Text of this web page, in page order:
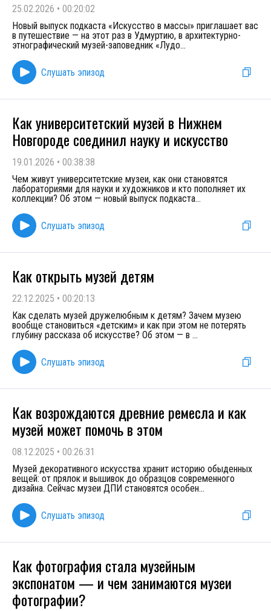
25.02.2026 • 00:20:02
Новый выпуск подкаста «Искусство в массы» приглашает вас
в путешествие — на этот раз в Удмуртию, в архитектурно-
этнографический музей-заповедник «Лудо...
Слушать эпизод
Как университетский музей в Нижнем
Новгороде соединил науку и искусство
19.01.2026 • 00:38:38
Чем живут университетские музеи, как они становятся
лабораториями для науки и художников и кто пополняет их
коллекции? Об этом — новый выпуск подкаста...
Слушать эпизод
Как открыть музей детям
22.12.2025 • 00:20:13
Как сделать музей дружелюбным к детям? Зачем музею
вообще становиться «детским» и как при этом не потерять
глубину рассказа об искусстве? Об этом — в ...
Слушать эпизод
Как возрождаются древние ремесла и как
музей может помочь в этом
08.12.2025 • 00:26:31
Музей декоративного искусства хранит историю обыденных
вещей: от прялок и вышивок до образцов современного
дизайна. Сейчас музеи ДПИ становятся особен...
Слушать эпизод
Как фотография стала музейным
экспонатом — и чем занимаются музеи
фотографии?